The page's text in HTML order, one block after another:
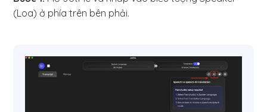
(Loa) ở phía trên bên phải.